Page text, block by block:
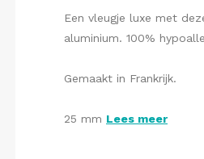
Een vleugje luxe met
aluminium. 100%
Gemaakt in Frankrijk.
25 mm Lees meer